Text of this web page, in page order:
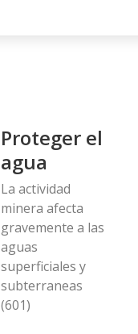
Proteger el
agua
La actividad
minera afecta
gravemente a las
aguas
superficiales y
subterraneas
(601)